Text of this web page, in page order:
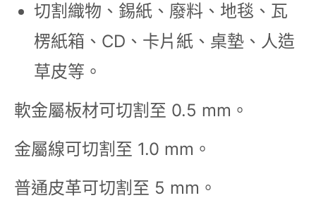
切割織物、錫紙、廢料、地毯、瓦
楞紙箱、CD、卡片紙、桌墊、人造
草皮等。
軟金屬板材可切割至 0.5 mm。
金屬線可切割至 1.0 mm。
普通皮革可切割至 5 mm。